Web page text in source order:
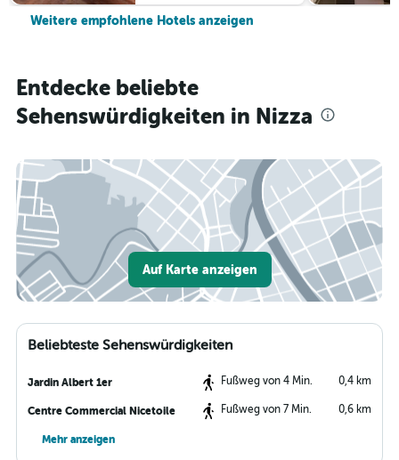
Weitere empfohlene Hotels anzeigen
Entdecke beliebte
Sehenswürdigkeiten in Nizza
Auf Karte anzeigen
Beliebteste Sehenswürdigkeiten
Jardin Albert 1er Fußweg von 4 Min. 0,4 km
Centre Commercial Nicetoile Fußweg von 7 Min. 0,6 km
Mehr anzeigen